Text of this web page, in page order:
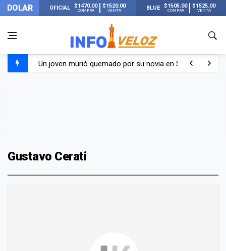
DOLAR OFICIAL $1470.00
COMPRA
$1520.00
VENTA BLUE $1505.00
COMPRA
$1525.00
VENTA
Un joven murió quemado por su novia en San Luis:
Gustavo Cerati